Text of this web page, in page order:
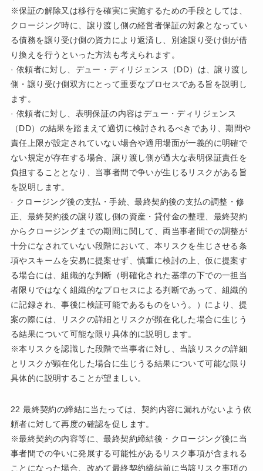
※保証の解除又は移行を確実に実施するための手段としては、
クロージング時に、譲り渡し側の経営者保証の対象となってい
る債務を譲り受け側の資力により返済し、別途譲り受け側が借
り換えを行うといった方法も考えられます。
· 依頼者に対し、デュー・ディリジェンス（DD）は、譲り渡し
側・譲り受け側双方にとって重要なプロセスである旨を説明し
ます。
· 依頼者に対し、表明保証の内容はデュー・ディリジェンス
（DD）の結果を踏まえて適切に検討されるべきであり、期間や
責任上限が設定されていない場合や適用場面が一義的に明確で
ない規定が存在する場合、譲り渡し側が過大な表明保証責任を
負担することとなり、当事者間で争いが生じるリスクがある旨
を説明します。
· クロージング後の支払・手続、最終契約後の支払の調整・修
正、最終契約後の譲り渡し側の資産・貸付金の整理、最終契約
からクロージングまでの期間に関して、両当事者間での調整が
十分になされていない段階において、本リスクを生じさせる条
項やスキームを安易に提案せず、慎重に検討の上、仮に提案す
る場合には、組織的な判断（明確化された基準の下での一担当
者限りではなく組織的なプロセスによる判断であって、組織的
に記録され、事後に検証可能であるものをいう。）により、提
案の際には、リスクの詳細とリスクが顕在化した場合に生じう
る結果について可能な限り具体的に説明します。
※本リスクを認識した段階で当事者に対し、当該リスクの詳細
とリスクが顕在化した場合に生じうる結果について可能な限り
具体的に説明することが望ましい。
22 最終契約の締結に当たっては、契約内容に漏れがないよう依
頼者に対して再度の確認を促します。
※最終契約の内容等に、最終契約締結後・クロージング後に当
事者間での争いに発展する可能性があるリスク事項が含まれる
ことになった場合、改めて最終契約締結前に当該リスク事項の